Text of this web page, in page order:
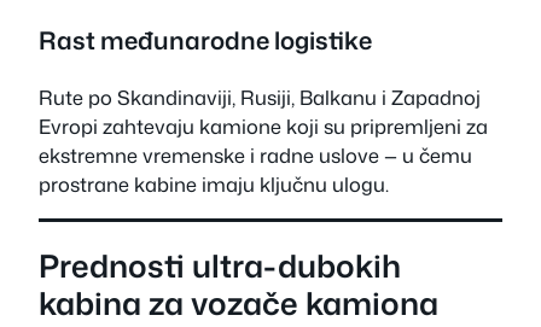
Rast međunarodne logistike
Rute po Skandinaviji, Rusiji, Balkanu i Zapadnoj
Evropi zahtevaju kamione koji su pripremljeni za
ekstremne vremenske i radne uslove — u čemu
prostrane kabine imaju ključnu ulogu.
Prednosti ultra-dubokih
kabina za vozače kamiona